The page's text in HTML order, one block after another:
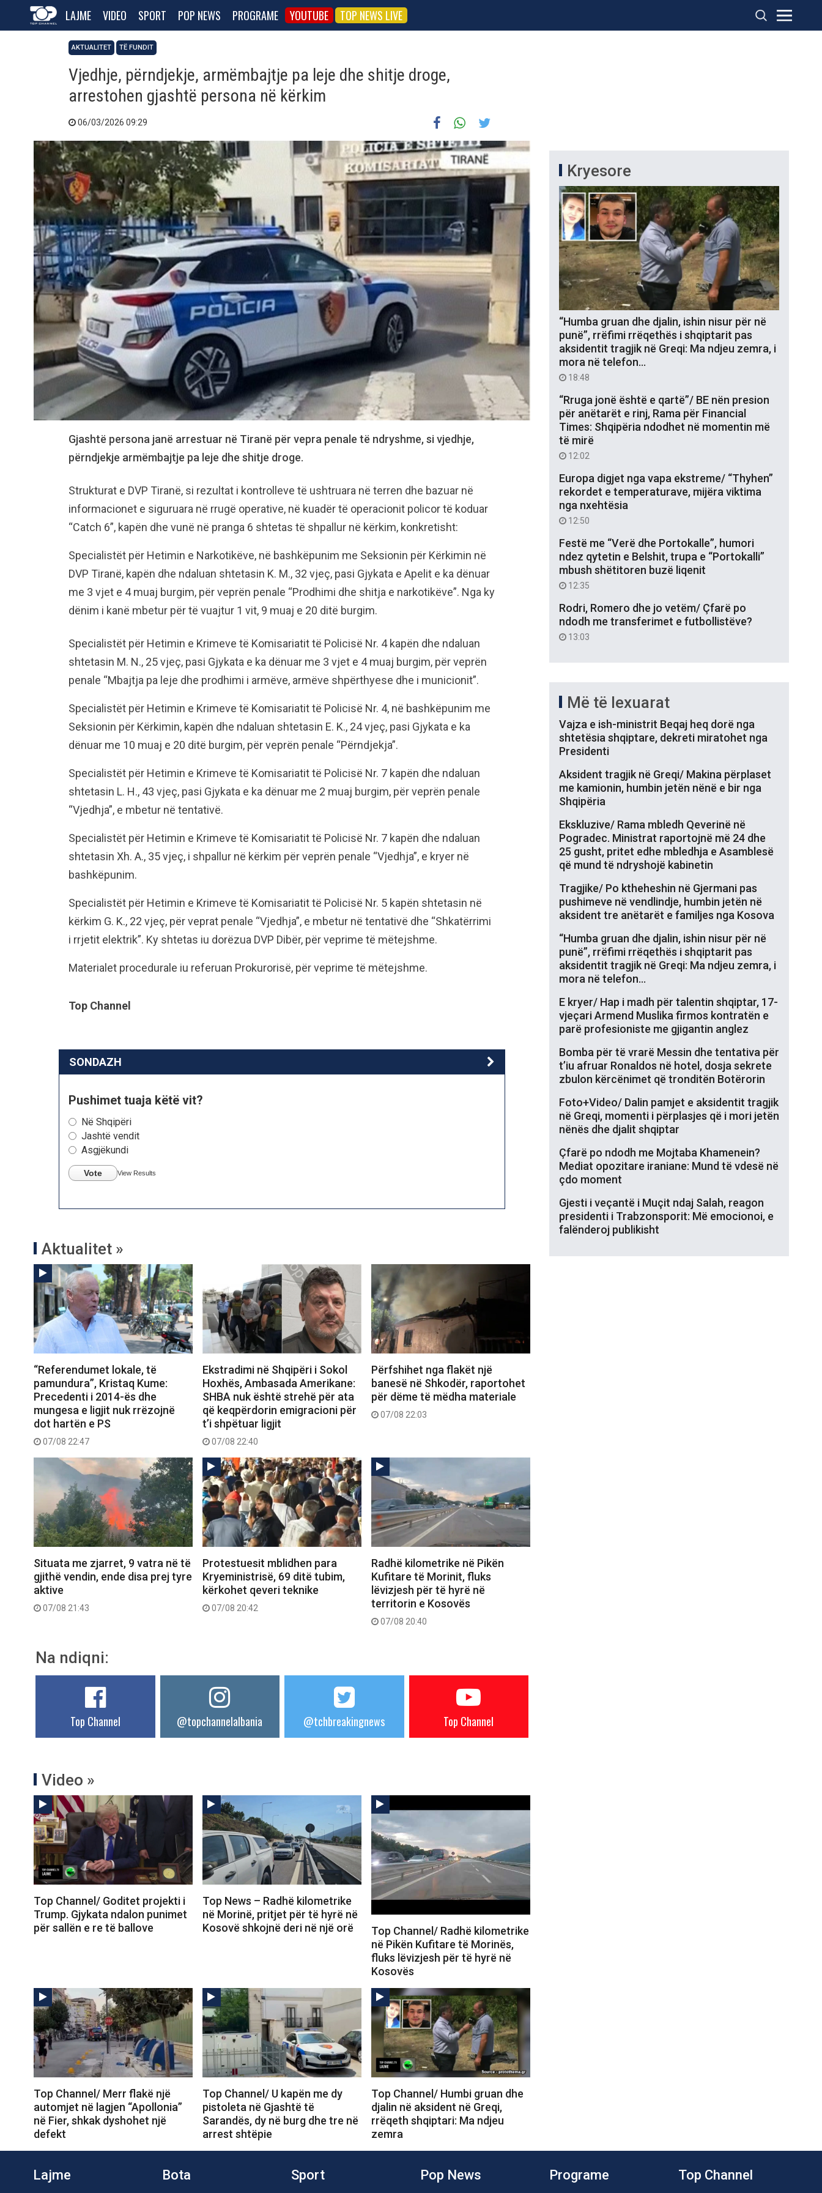
LAJME VIDEO SPORT POP NEWS PROGRAME YOUTUBE TOP NEWS LIVE
AKTUALITET TË FUNDIT
Vjedhje, përndjekje, armëmbajtje pa leje dhe shitje droge,
arrestohen gjashtë persona në kërkim
06/03/2026 09:29
Gjashtë persona janë arrestuar në Tiranë për vepra penale të ndryshme, si vjedhje,
përndjekje armëmbajtje pa leje dhe shitje droge.
Strukturat e DVP Tiranë, si rezultat i kontrolleve të ushtruara në terren dhe bazuar në
informacionet e siguruara në rrugë operative, në kuadër të operacionit policor të koduar
“Catch 6”, kapën dhe vunë në pranga 6 shtetas të shpallur në kërkim, konkretisht:
Specialistët për Hetimin e Narkotikëve, në bashkëpunim me Seksionin për Kërkimin në
DVP Tiranë, kapën dhe ndaluan shtetasin K. M., 32 vjeç, pasi Gjykata e Apelit e ka dënuar
me 3 vjet e 4 muaj burgim, për veprën penale “Prodhimi dhe shitja e narkotikëve”. Nga ky
dënim i kanë mbetur për të vuajtur 1 vit, 9 muaj e 20 ditë burgim.
Specialistët për Hetimin e Krimeve të Komisariatit të Policisë Nr. 4 kapën dhe ndaluan
shtetasin M. N., 25 vjeç, pasi Gjykata e ka dënuar me 3 vjet e 4 muaj burgim, për veprën
penale “Mbajtja pa leje dhe prodhimi i armëve, armëve shpërthyese dhe i municionit”.
Specialistët për Hetimin e Krimeve të Komisariatit të Policisë Nr. 4, në bashkëpunim me
Seksionin për Kërkimin, kapën dhe ndaluan shtetasin E. K., 24 vjeç, pasi Gjykata e ka
dënuar me 10 muaj e 20 ditë burgim, për veprën penale “Përndjekja”.
Specialistët për Hetimin e Krimeve të Komisariatit të Policisë Nr. 7 kapën dhe ndaluan
shtetasin L. H., 43 vjeç, pasi Gjykata e ka dënuar me 2 muaj burgim, për veprën penale
“Vjedhja”, e mbetur në tentativë.
Specialistët për Hetimin e Krimeve të Komisariatit të Policisë Nr. 7 kapën dhe ndaluan
shtetasin Xh. A., 35 vjeç, i shpallur në kërkim për veprën penale “Vjedhja”, e kryer në
bashkëpunim.
Specialistët për Hetimin e Krimeve të Komisariatit të Policisë Nr. 5 kapën shtetasin në
kërkim G. K., 22 vjeç, për veprat penale “Vjedhja”, e mbetur në tentativë dhe “Shkatërrimi
i rrjetit elektrik”. Ky shtetas iu dorëzua DVP Dibër, për veprime të mëtejshme.
Materialet procedurale iu referuan Prokurorisë, për veprime të mëtejshme.
Top Channel
SONDAZH
Pushimet tuaja këtë vit?
Në Shqipëri
Jashtë vendit
Asgjëkundi
Vote View Results
Aktualitet »
“Referendumet lokale, të
pamundura”, Kristaq Kume:
Precedenti i 2014-ës dhe
mungesa e ligjit nuk rrëzojnë
dot hartën e PS
07/08 22:47
Ekstradimi në Shqipëri i Sokol
Hoxhës, Ambasada Amerikane:
SHBA nuk është strehë për ata
që keqpërdorin emigracioni për
t’i shpëtuar ligjit
07/08 22:40
Përfshihet nga flakët një
banesë në Shkodër, raportohet
për dëme të mëdha materiale
07/08 22:03
Situata me zjarret, 9 vatra në të
gjithë vendin, ende disa prej tyre
aktive
07/08 21:43
Protestuesit mblidhen para
Kryeministrisë, 69 ditë tubim,
kërkohet qeveri teknike
07/08 20:42
Radhë kilometrike në Pikën
Kufitare të Morinit, fluks
lëvizjesh për të hyrë në
territorin e Kosovës
07/08 20:40
Na ndiqni:
Top Channel @topchannelalbania @tchbreakingnews Top Channel
Video »
Top Channel/ Goditet projekti i
Trump. Gjykata ndalon punimet
për sallën e re të ballove
Top News – Radhë kilometrike
në Morinë, pritjet për të hyrë në
Kosovë shkojnë deri në një orë
Top Channel/ Radhë kilometrike
në Pikën Kufitare të Morinës,
fluks lëvizjesh për të hyrë në
Kosovës
Top Channel/ Merr flakë një
automjet në lagjen “Apollonia”
në Fier, shkak dyshohet një
defekt
Top Channel/ U kapën me dy
pistoleta në Gjashtë të
Sarandës, dy në burg dhe tre në
arrest shtëpie
Top Channel/ Humbi gruan dhe
djalin në aksident në Greqi,
rrëqeth shqiptari: Ma ndjeu
zemra
Kryesore
“Humba gruan dhe djalin, ishin nisur për në
punë”, rrëfimi rrëqethës i shqiptarit pas
aksidentit tragjik në Greqi: Ma ndjeu zemra, i
mora në telefon…
18:48
“Rruga jonë është e qartë”/ BE nën presion
për anëtarët e rinj, Rama për Financial
Times: Shqipëria ndodhet në momentin më
të mirë
12:02
Europa digjet nga vapa ekstreme/ “Thyhen”
rekordet e temperaturave, mijëra viktima
nga nxehtësia
12:50
Festë me “Verë dhe Portokalle”, humori
ndez qytetin e Belshit, trupa e “Portokalli”
mbush shëtitoren buzë liqenit
12:35
Rodri, Romero dhe jo vetëm/ Çfarë po
ndodh me transferimet e futbollistëve?
13:03
Më të lexuarat
Vajza e ish-ministrit Beqaj heq dorë nga
shtetësia shqiptare, dekreti miratohet nga
Presidenti
Aksident tragjik në Greqi/ Makina përplaset
me kamionin, humbin jetën nënë e bir nga
Shqipëria
Ekskluzive/ Rama mbledh Qeverinë në
Pogradec. Ministrat raportojnë më 24 dhe
25 gusht, pritet edhe mbledhja e Asamblesë
që mund të ndryshojë kabinetin
Tragjike/ Po ktheheshin në Gjermani pas
pushimeve në vendlindje, humbin jetën në
aksident tre anëtarët e familjes nga Kosova
“Humba gruan dhe djalin, ishin nisur për në
punë”, rrëfimi rrëqethës i shqiptarit pas
aksidentit tragjik në Greqi: Ma ndjeu zemra, i
mora në telefon…
E kryer/ Hap i madh për talentin shqiptar, 17-
vjeçari Armend Muslika firmos kontratën e
parë profesioniste me gjigantin anglez
Bomba për të vrarë Messin dhe tentativa për
t’iu afruar Ronaldos në hotel, dosja sekrete
zbulon kërcënimet që tronditën Botërorin
Foto+Video/ Dalin pamjet e aksidentit tragjik
në Greqi, momenti i përplasjes që i mori jetën
nënës dhe djalit shqiptar
Çfarë po ndodh me Mojtaba Khamenein?
Mediat opozitare iraniane: Mund të vdesë në
çdo moment
Gjesti i veçantë i Muçit ndaj Salah, reagon
presidenti i Trabzonsporit: Më emocionoi, e
falënderoj publikisht
Lajme Bota Sport Pop News Programe Top Channel